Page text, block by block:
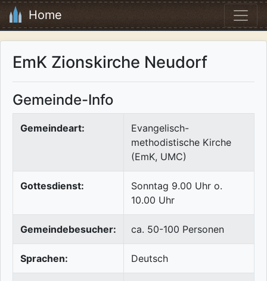
Home
EmK Zionskirche Neudorf
Gemeinde-Info
Gemeindeart:
Evangelisch-
methodistische Kirche
(EmK, UMC)
Gottesdienst:
Sonntag 9.00 Uhr o.
10.00 Uhr
Gemeindebesucher: ca. 50-100 Personen
Sprachen: Deutsch